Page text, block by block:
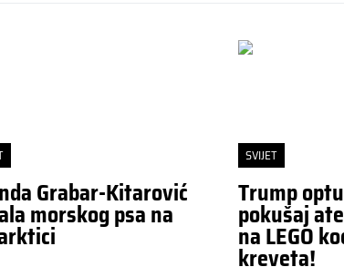
Grabar-Kitarović
morskog psa na
SVIJET
Trump
pokušaj
na LEGO
kreveta!